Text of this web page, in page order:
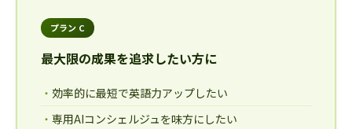
プラン C
最大限の成果を追求したい方に
効率的に最短で英語力アップしたい
専用AIコンシェルジュを味方にしたい